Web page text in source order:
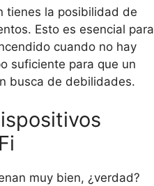
tienes la posibilidad de
Esto es esencial para
cuando no hay
suficiente para que un
busca de debilidades.
muy bien, ¿verdad?